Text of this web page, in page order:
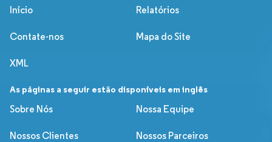
Início Relatórios
Contate-nos Mapa do Site
XML
As páginas a seguir estão disponíveis em inglês
Sobre Nós
Nossa Equipe
Nossos Clientes Nossos Parceiros